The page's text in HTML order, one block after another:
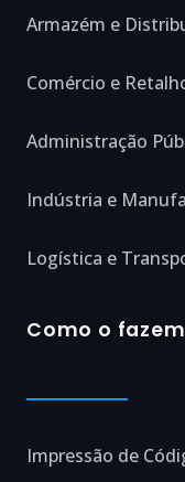
Armazém e
Comércio e
Administração
Indústria e
Logística e
Como o
Impressão de